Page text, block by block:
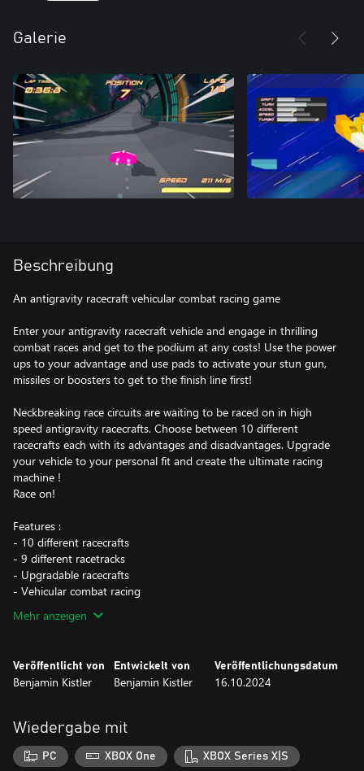
Galerie
Beschreibung
An antigravity racecraft vehicular combat racing game
Enter your antigravity racecraft vehicle and engage in thrilling
combat races and get to the podium at any costs! Use the power
ups to your advantage and use pads to activate your stun gun,
missiles or boosters to get to the finish line first!
Neckbreaking race circuits are waiting to be raced on in high
speed antigravity racecrafts. Choose between 10 different
racecrafts each with its advantages and disadvantages. Upgrade
your vehicle to your personal fit and create the ultimate racing
machine !
Race on!
Features :
- 10 different racecrafts
- 9 different racetracks
- Upgradable racecrafts
- Vehicular combat racing
Mehr anzeigen
Veröffentlicht von
Benjamin Kistler
Entwickelt von
Benjamin Kistler
Veröffentlichungsdatum
16.10.2024
Wiedergabe mit
PC XBOX One XBOX Series X|S